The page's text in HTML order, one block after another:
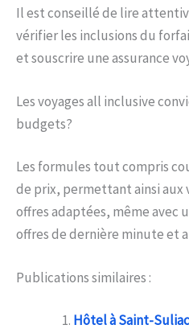
Il est conseillé de lire
vérifier les inclusions du
et souscrire une assurance
Les voyages all inclusive
budgets?
Les formules tout compris
de prix, permettant ainsi aux
offres adaptées, même avec
offres de dernière minute et
Publications similaires :
Hôtel à Saint-